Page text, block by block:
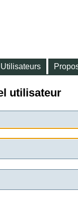
Utilisateurs
utilisateur